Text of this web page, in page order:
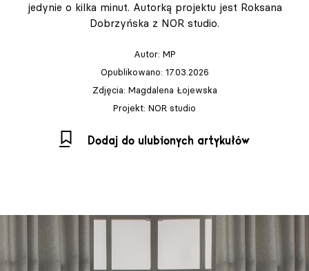
jedynie o kilka minut. Autorką projektu jest Roksana
Dobrzyńska z NOR studio.
Autor: MP
Opublikowano: 17.03.2026
Zdjęcia: Magdalena Łojewska
Projekt: NOR studio
Dodaj do ulubionych artykułów